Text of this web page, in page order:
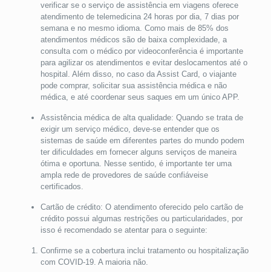
verificar se o serviço de assistência em viagens oferece
atendimento de telemedicina 24 horas por dia, 7 dias por
semana e no mesmo idioma. Como mais de 85% dos
atendimentos médicos são de baixa complexidade, a
consulta com o médico por videoconferência é importante
para agilizar os atendimentos e evitar deslocamentos até o
hospital. Além disso, no caso da Assist Card, o viajante
pode comprar, solicitar sua assistência médica e não
médica, e até coordenar seus saques em um único APP.
Assistência médica de alta qualidade: Quando se trata de
exigir um serviço médico, deve-se entender que os
sistemas de saúde em diferentes partes do mundo podem
ter dificuldades em fornecer alguns serviços de maneira
ótima e oportuna. Nesse sentido, é importante ter uma
ampla rede de provedores de saúde confiáveise
certificados.
Cartão de crédito: O atendimento oferecido pelo cartão de
crédito possui algumas restrições ou particularidades, por
isso é recomendado se atentar para o seguinte:
Confirme se a cobertura inclui tratamento ou hospitalização
com COVID-19. A maioria não.